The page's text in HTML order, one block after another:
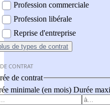
Profession commerciale
Profession libérale
Reprise d'entreprise
de types de contrat
CONTRAT
de contrat
minimale (en mois) Durée